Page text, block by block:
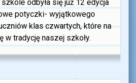
odbyła się już 12 edycja
potyczki- wyjątkowego
klas czwartych, które na
w tradycję naszej szkoły.